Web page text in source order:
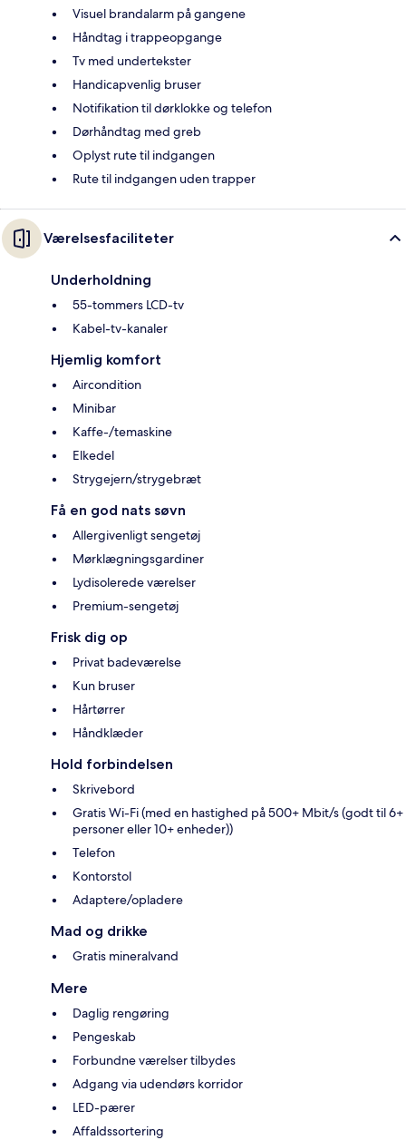
Visuel brandalarm på gangene
Håndtag i trappeopgange
Tv med undertekster
Handicapvenlig bruser
Notifikation til dørklokke og telefon
Dørhåndtag med greb
Oplyst rute til indgangen
Rute til indgangen uden trapper
Værelsesfaciliteter
Underholdning
55-tommers LCD-tv
Kabel-tv-kanaler
Hjemlig komfort
Aircondition
Minibar
Kaffe-/temaskine
Elkedel
Strygejern/strygebræt
Få en god nats søvn
Allergivenligt sengetøj
Mørklægningsgardiner
Lydisolerede værelser
Premium-sengetøj
Frisk dig op
Privat badeværelse
Kun bruser
Hårtørrer
Håndklæder
Hold forbindelsen
Skrivebord
Gratis Wi-Fi (med en hastighed på 500+ Mbit/s (godt til 6+
personer eller 10+ enheder))
Telefon
Kontorstol
Adaptere/opladere
Mad og drikke
Gratis mineralvand
Mere
Daglig rengøring
Pengeskab
Forbundne værelser tilbydes
Adgang via udendørs korridor
LED-pærer
Affaldssortering